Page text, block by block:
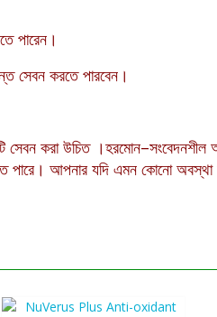
পারেন।
সেবন করতে পারবেন।
সেবন করা উচিত ।হরমোন–
পারে। আপনার যদি এমন কোনো